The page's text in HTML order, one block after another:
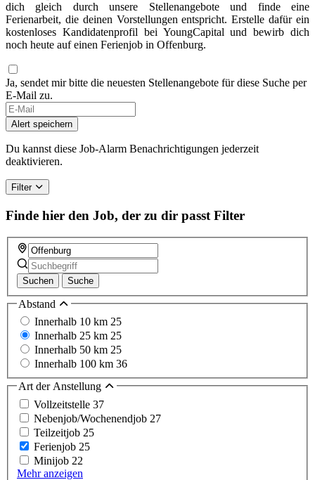
dich gleich durch unsere Stellenangebote und finde eine
Ferienarbeit, die deinen Vorstellungen entspricht. Erstelle dafür ein
kostenloses Kandidatenprofil bei YoungCapital und bewirb dich
noch heute auf einen Ferienjob in Offenburg.
Ja, sendet mir bitte die neuesten Stellenangebote für diese Suche per
E-Mail zu.
Alert speichern
Du kannst diese Job-Alarm Benachrichtigungen jederzeit
deaktivieren.
Filter
Finde hier den Job, der zu dir passt Filter
Suchen Suche
Abstand
Innerhalb 10 km 25
Innerhalb 25 km 25
Innerhalb 50 km 25
Innerhalb 100 km 36
Art der Anstellung
Vollzeitstelle 37
Nebenjob/Wochenendjob 27
Teilzeitjob 25
Ferienjob 25
Minijob 22
Mehr anzeigen